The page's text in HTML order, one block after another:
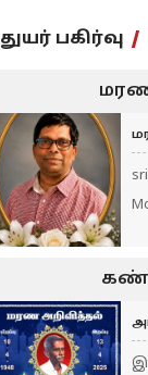
துயர் பகிர்வு